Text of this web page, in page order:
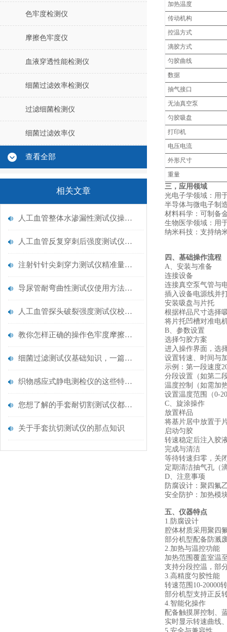
色牢度检测仪
摩擦色牢度仪
血液穿透性能检测仪
细菌过滤效率检测仪
过滤细菌检测仪
细菌过滤效率仪
查看全部
相关文章
人工血管整体水渗漏性测试仪操作中最容易出错的步骤
人工血管反复穿刺后强度测试仪是什么？透析患者的“生命管“质量靠它把关！
注射针针尖刺穿力测试仪精准量化针尖锋利度，构筑临床安全防线
导尿管耐弯曲性测试仪使用方法与操作规范
人工血管探头破裂强度测试仪校准规范：精准赋能医疗安全的技术基准
教你怎样正确的操作色牢度摩擦测试机
细菌过滤测试仪基础知识，一篇搞定
织物感应式静电测检仪的这些特点很少有人都知道
您想了解的手套耐切割测试仪都在这里了
关于手套抗切测试仪的那点知识
加热温度
传动机构
控温方式
滴胶方式
匀胶曲线
数据
抽气接口
无油真空泵
匀胶吸盘
打印机
电压电流
外形尺寸
重量
三，应用领域
光电子学领域‌：用
半导体与微电子制
材料科学‌：可制备
生物医学领域‌：用
纳米科技‌：支持纳
四、基础操作流程
‌A、安装与准备‌
‌连接设备‌
连接真空泵气管与
插入设备电源线并
‌安装吸盘与片托‌
根据样品尺寸选择
将片托凹槽对准电
B、参数设置‌
‌选择匀胶方案‌
进入操作界面，选
设置转速、时间与
示例：第一段速度
分段设置（如第二
温度控制（如需加
设置温度范围（0-
C、旋涂操作‌
‌放置样品‌
将基片居中放置于
‌启动匀胶‌
转速稳定后注入胶
‌完成与清洁‌
等待转速归零，关
定期清洁抽气孔（
D、注意事项‌
防腐设计‌：聚四氟
安全防护‌：加热模
五、仪器特点
‌1.防腐设计‌
腔体材质采用‌聚四
部分机型配备‌防溅
‌2.加热与温控功能‌
加热范围覆盖‌室温
支持‌分段控温‌，部
‌3.高精度匀胶性能‌
转速范围‌10-20000
部分机型支持‌正反
‌4.智能化操作‌
配备‌触摸屏控制‌、
实时显示‌转速曲线‌